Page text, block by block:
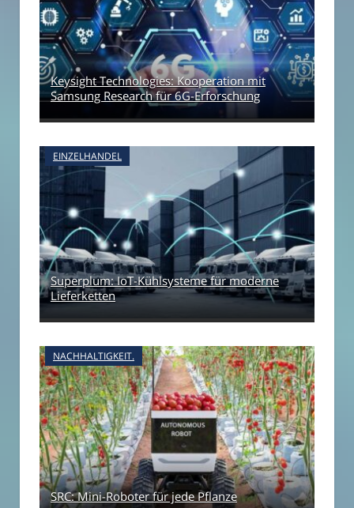
Keysight Technologies: Kooperation mit
Samsung Research für 6G-Erforschung
EINZELHANDEL
Superplum: IoT-Kühlsysteme für moderne
Lieferketten
NACHHALTIGKEIT.
SRC: Mini-Roboter für jede Pflanze